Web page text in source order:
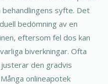
syfte. Det
bedömning av en
eftersom fel dos kan
biverkningar. Ofta
den gradvis
onlineapotek